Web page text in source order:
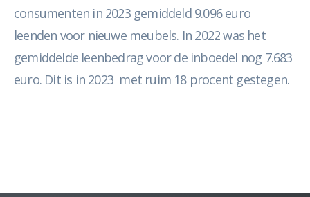
consumenten in 2023 gemiddeld 9.096 euro
leenden voor nieuwe meubels. In 2022 was het
gemiddelde leenbedrag voor de inboedel nog 7.683
euro. Dit is in 2023 met ruim 18 procent gestegen.